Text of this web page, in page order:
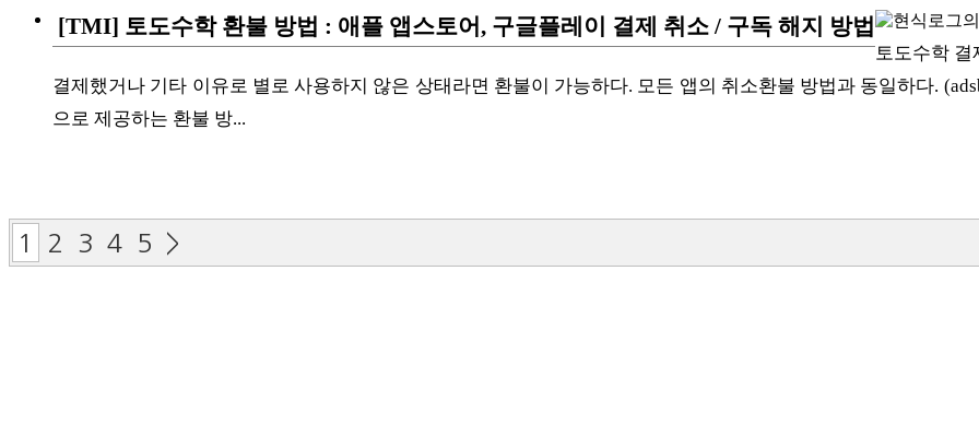
[TMI] 토도수학 환불 방법 : 애플 앱스토어, 구글플레이 결제 취소 / 구독 해지 방법
토도수학 결
결제했거나 기타 이유로 별로 사용하지 않은 상태라면 환불이 가능하다. 모든 앱의 취소환불 방법과 동일하다.
으로 제공하는 환불 방...
1 2 3 4 5 >